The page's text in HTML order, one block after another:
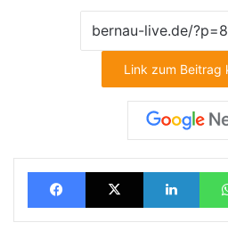
Link zum Beitrag
FacebookX